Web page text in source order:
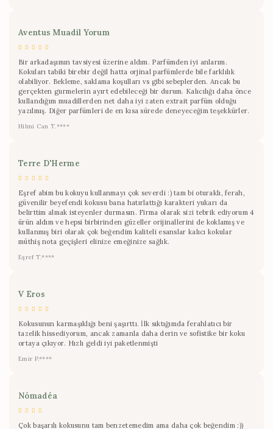
Aventus Muadil Yorum
Bir arkadaşımın tavsiyesi üzerine aldım. Parfümden iyi anlarım.
Kokuları tabiki birebir değil hatta orjinal parfümlerde bile farklılık
olabiliyor. Bekleme, saklama koşulları vs gibi sebeplerden. Ancak bu
gerçekten gurmelerin ayırt edebileceği bir durum. Kalıcılığı daha önce
kullandığım muadillerden net daha iyi zaten extrait parfüm olduğu
yazılmış. Diğer parfümleri de en kısa sürede deneyeceğim teşekkürler.
Hilmi Can T.****
Terre D'Herme
Eşref abim bu kokuyu kullanmayı çok severdi :) tam bi oturaklı, ferah,
güvenilir beyefendi kokusu bana hatırlattığı karakteri yukarı da
belirttim almak isteyenler durmasın. Firma olarak sizi tebrik ediyorum 4
ürün aldım ve hepsi birbirinden güzeller orijinallerini de koklamış ve
kullanmış biri olarak çok beğendim kaliteli esanslar kalıcı kokular
müthiş nota geçişleri elinize emeğinize sağlık.
Eşref T.****
V Eros
Kokusunun karmaşıklığı beni şaşırttı. İlk sıktığımda ferahlatıcı bir
tazelik hissediyorum, ancak zamanla daha derin ve sofistike bir koku
ortaya çıkıyor. Hızlı geldi iyi paketlenmişti
Emir P.****
Nómadéa
Çok başarılı kokusunu tam benzetemedim ama daha çok beğendim :))